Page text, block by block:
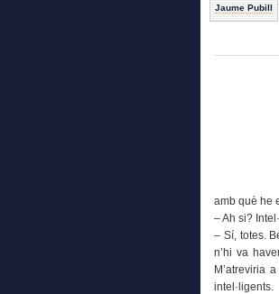
Jaume Pubill
amb què he
– Ah si?
– Sí, totes.
n’hi va
M’atreviria
intel·ligents.